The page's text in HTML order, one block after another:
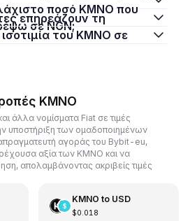
σε NGN;
του KMNO σε
KMNO
άλλα νομίσματα Fiat σε τιμές
υποστήριξη των ομαδοποιημένων
αγοράς του Bybit-eu,
αξία των KMNO και να
απολαμβάνοντας ακριβείς τιμές
KMNO to USD
$0.018